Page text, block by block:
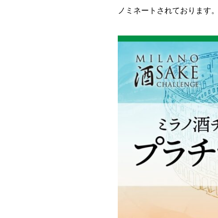
ノミネートされております